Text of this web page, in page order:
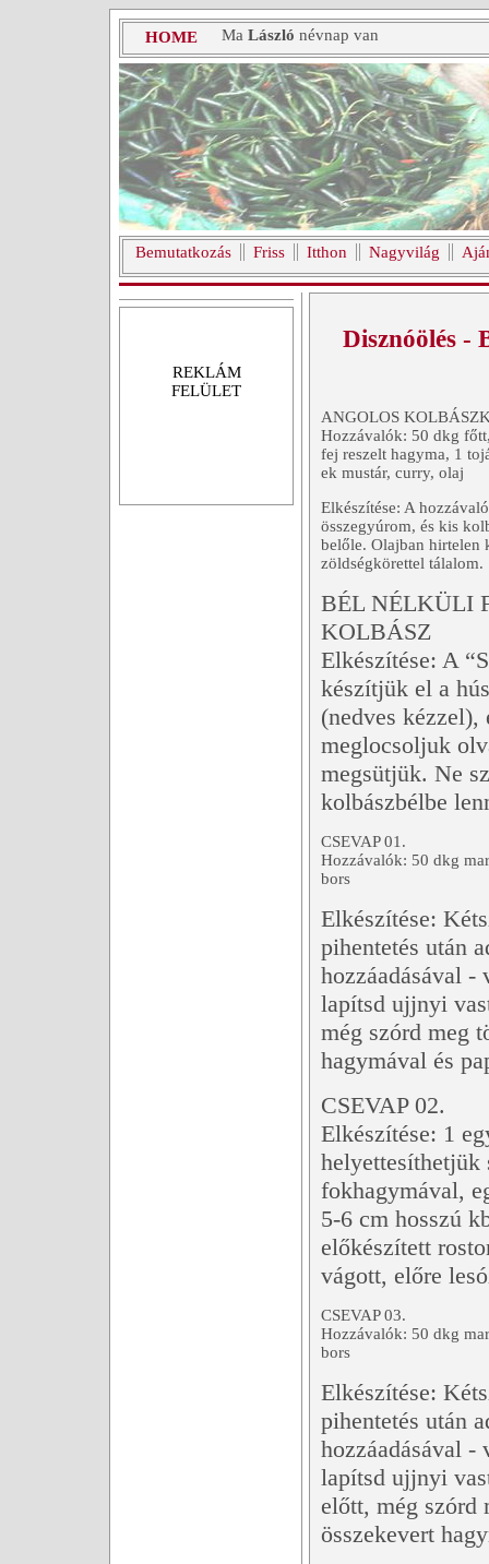
HOME Ma László névnap van
Bemutatkozás Friss Itthon Nagyvilág
REKLÁM
FELÜLET
Disznóölés -
ANGOLOS
Hozzávalók: 50 dkg
fej reszelt hagyma, 1
ek mustár, curry, olaj
Elkészítése: A
összegyúrom, és kis
belőle. Olajban hirtelen
zöldségkörettel tálalom.
BÉL NÉLKÜLI
KOLBÁSZ
Elkészítése: A
készítjük el a
(nedves
meglocsoljuk
megsütjük. Ne
kolbászbélbe
CSEVAP 01.
Hozzávalók: 50 dkg
bors
Elkészítése:
pihentetés után
hozzáadásával
lapítsd ujjnyi
még szórd meg
hagymával és
CSEVAP 02.
Elkészítése: 1
helyettesíthetjük
fokhagymával,
5-6 cm hosszú
előkészített
vágott, előre
CSEVAP 03.
Hozzávalók: 50 dkg
bors
Elkészítése:
pihentetés után
hozzáadásával
lapítsd ujjnyi
előtt, még szórd
összekevert